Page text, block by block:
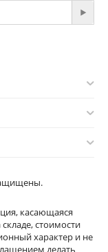
касающаяся
стоимости
характер и не
делать